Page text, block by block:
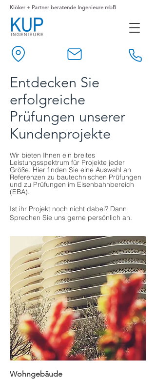
Klöker + Partner beratende Ingenieure mbB
Entdecken Sie
erfolgreiche
Prüfungen unserer
Kundenprojekte
Wir bieten Ihnen ein breites
Leistungsspektrum für Projekte jeder
Größe. Hier finden Sie eine Auswahl an
Referenzen zu bautechnischen Prüfungen
und zu Prüfungen im Eisenbahnbereich
(EBA).
Ist ihr Projekt noch nicht dabei? Dann
Sprechen Sie uns gerne persönlich an.
Wohngebäude